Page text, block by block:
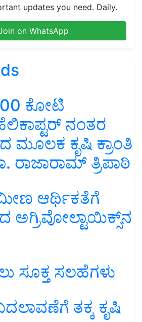
updates you need. Daily.
on WhatsApp
ಕೋಟಿ
ನಂತರ
ಕೃಷಿ ಕ್ರಾಂತಿ
ರಾಜಾರಾಮ್ ತ್ರಿಪಾಠಿ
ಆರ್ಥಿಕತೆಗೆ
ಅಗ್ರಿವೋಲ್ಟಾಯಿಕ್ಸ್‌ನ
ಸೂಕ್ತ ಸಲಹೆಗಳು
ತಕ್ಕ ಕೃಷಿ